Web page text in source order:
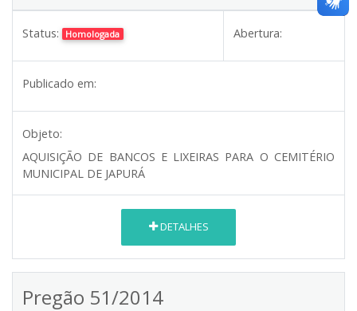
Status: Homologada Abertura:
Publicado em:
Objeto:
AQUISIÇÃO DE BANCOS E LIXEIRAS PARA O CEMITÉRIO
MUNICIPAL DE JAPURÁ
DETALHES
Pregão 51/2014